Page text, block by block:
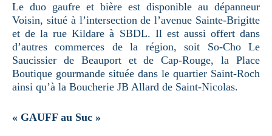
Le duo gaufre et bière est disponible au dépanneur
Voisin, situé à l’intersection de l’avenue Sainte-Brigitte
et de la rue Kildare à SBDL. Il est aussi offert dans
d’autres commerces de la région, soit So-Cho Le
Saucissier de Beauport et de Cap-Rouge, la Place
Boutique gourmande située dans le quartier Saint-Roch
ainsi qu’à la Boucherie JB Allard de Saint-Nicolas.
« GAUFF au Suc »